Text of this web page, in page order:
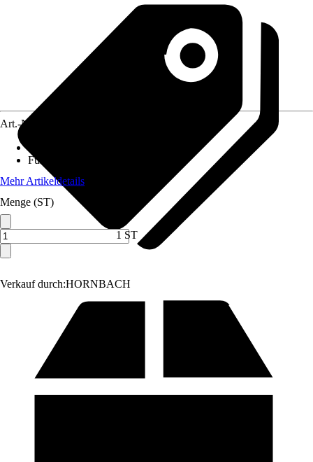
Verkauf durch:HORNBACH
Art.-Nr.
Funktionen
Mehr Artikeldetails
Menge (ST)
1 ST